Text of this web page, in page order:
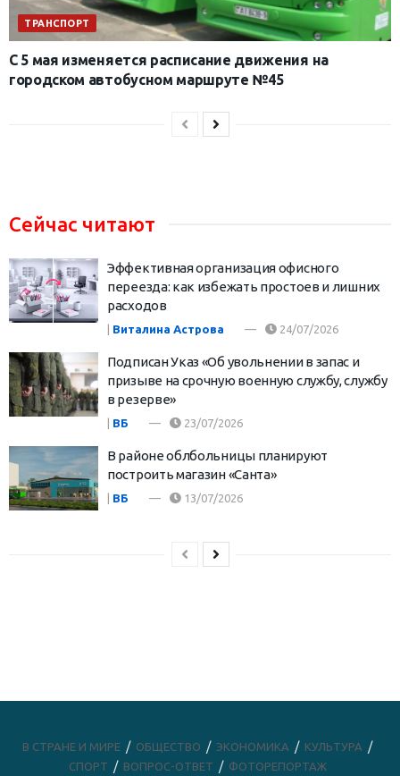
ТРАНСПОРТ
С 5 мая изменяется расписание движения на
городском автобусном маршруте №45
Сейчас читают
Эффективная организация офисного
переезда: как избежать простоев и лишних
расходов
Виталина Астрова 24/07/2026
Подписан Указ «Об увольнении в запас и
призыве на срочную военную службу, службу
в резерве»
ВБ 23/07/2026
В районе облбольницы планируют
построить магазин «Санта»
ВБ 13/07/2026
В СТРАНЕ И МИРЕ ОБЩЕСТВО ЭКОНОМИКА
КУЛЬТУРА
СПОРТ
ВОПРОС-ОТВЕТ ФОТОРЕПОРТАЖ